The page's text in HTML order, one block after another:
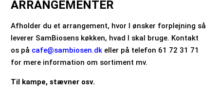
ARRANGEMENTER
Afholder du et arrangement, hvor I ønsker forplejning så
leverer SamBiosens køkken, hvad I skal bruge. Kontakt
os på cafe@sambiosen.dk eller på telefon 61 72 31 71
for mere information om sortiment mv.
Til kampe, stævner osv.